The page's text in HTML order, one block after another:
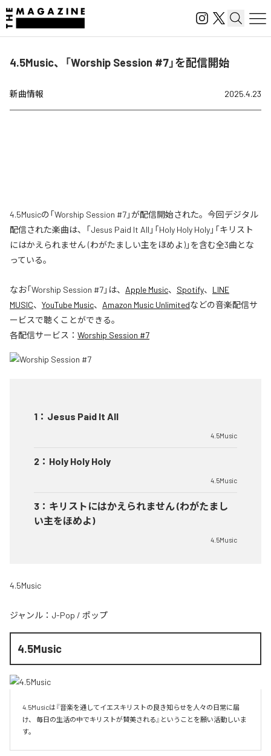
4.5Music、「Worship Session #7」を配信開始
新曲情報 2025.4.23
4.5Musicの「Worship Session #7」が配信開始された。今回デジタル
配信された楽曲は、「Jesus Paid It All」「Holy Holy Holy」「キリスト
にはかえられません (わがたましい主をほめよ)」を含む全3曲とな
っている。
なお「Worship Session #7」は、 Apple Music、 Spotify、 LINE
MUSIC、 YouTube Music、 Amazon Music Unlimitedなどの音楽配信サ
ービスで聴くことができる。
各配信サービス： Worship Session #7
1 ： Jesus Paid It All
4.5Music
2 ： Holy Holy Holy
4.5Music
3 ： キリストにはかえられません (わがたまし
い主をほめよ)
4.5Music
4.5Music
ジャンル： J-Pop / ポップ
4.5Music
4.5Musicは『音楽を通してイエスキリストの良き知らせを人々の日常に届
け、 毎日の生活の中でキリストが賛美される』ということを願い活動しいま
す。